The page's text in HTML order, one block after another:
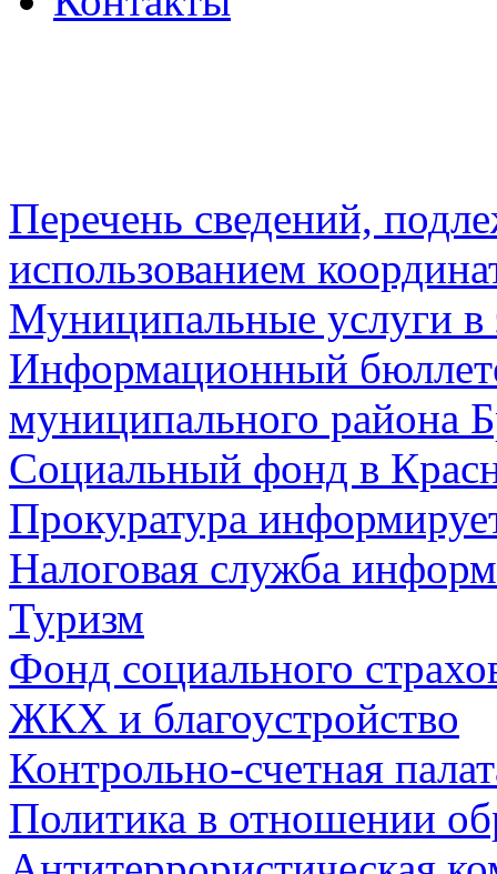
Перечень сведений,
использованием
Муниципальные услуги в
Информационный
муниципального района
Социальный фонд в
Прокуратура
Налоговая служба
Туризм
Фонд социального
ЖКХ и благоустройство
Контрольно-счетная
Политика в отношении